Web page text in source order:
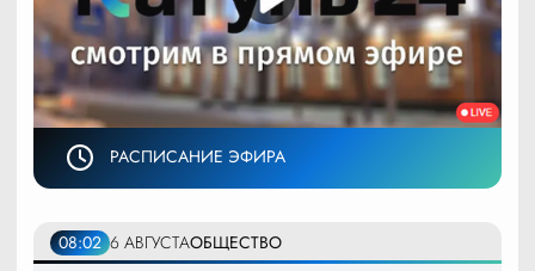
РАСПИСАНИЕ ЭФИРА
08:02 6 АВГУСТАОБЩЕСТВО